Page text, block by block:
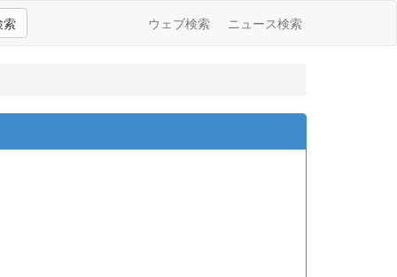
索 ウェブ検索 ニュース検索